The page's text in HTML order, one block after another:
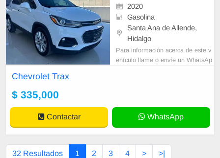
2020
Gasolina
Santa Ana de Allende,
Hidalgo
Para información acerca de este v
ehículo llame o envíe un WhatsAp
Chevrolet Trax
$ 335,000
Contactar WhatsApp
32 Resultados 1 2 3 4 > >|